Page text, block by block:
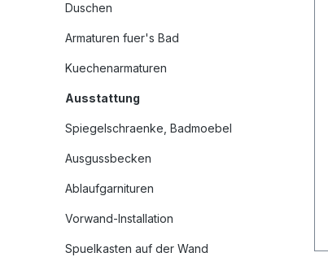
Duschen
Armaturen fuer's Bad
Kuechenarmaturen
Ausstattung
Spiegelschraenke, Badmoebel
Ausgussbecken
Ablaufgarnituren
Vorwand-Installation
Spuelkasten auf der Wand